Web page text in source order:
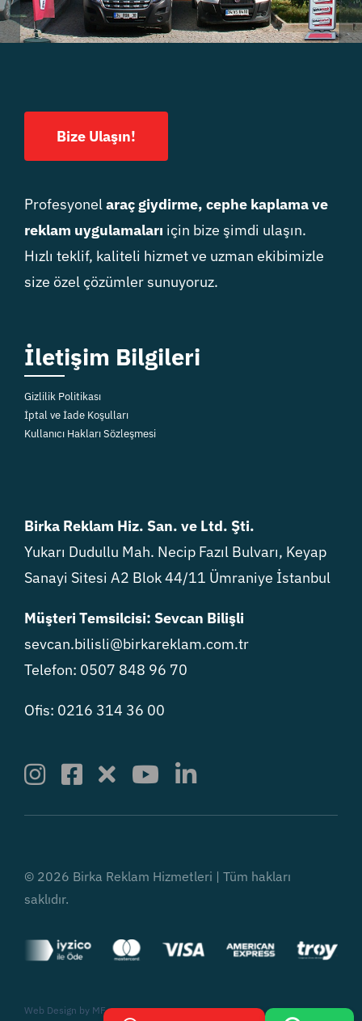
Bize Ulaşın!
Profesyonelaraç giydirme, cephe kaplama ve
reklam uygulamaları için bize şimdi ulaşın.
Hızlı teklif, kaliteli hizmet ve uzman ekibimizle
size özel çözümler sunuyoruz.
İletişim Bilgileri
Gizlilik Politikası
İptal ve İade Koşulları
Kullanıcı Hakları Sözleşmesi
Birka Reklam Hiz. San. ve Ltd. Şti.
Yukarı Dudullu Mah. Necip Fazıl Bulvarı, Keyap
Sanayi Sitesi A2 Blok 44/11 Ümraniye İstanbul
Müşteri Temsilcisi: Sevcan Bilişli
sevcan.bilisli@birkareklam.com.tr
Telefon: 0507 848 96 70
Ofis: 0216 314 36 00
© 2026 Birka Reklam Hizmetleri | Tüm hakları
saklıdır.
Web Design by MF